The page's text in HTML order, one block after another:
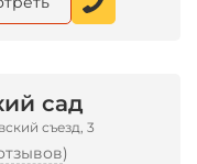
сад
съезд, 3
)